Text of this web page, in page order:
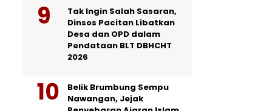
Tak Ingin Salah Sasaran,
Dinsos Pacitan Libatkan
Desa dan OPD dalam
Pendataan BLT DBHCHT
2026
Belik Brumbung Sempu
Nawangan, Jejak